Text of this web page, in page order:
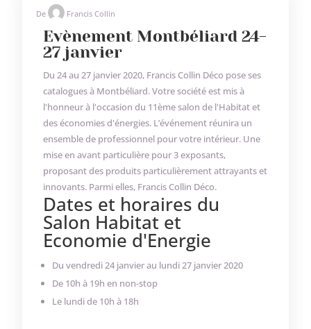
De Francis Collin
Evènement Montbéliard 24-
27 janvier
Du 24 au 27 janvier 2020, Francis Collin Déco pose ses
catalogues à Montbéliard. Votre société est mis à
l'honneur à l'occasion du 11ème salon de l'Habitat et
des économies d'énergies. L’événement réunira un
ensemble de professionnel pour votre intérieur. Une
mise en avant particulière pour 3 exposants,
proposant des produits particulièrement attrayants et
innovants. Parmi elles, Francis Collin Déco.
Dates et horaires du
Salon Habitat et
Economie d'Energie
Du vendredi 24 janvier au lundi 27 janvier 2020
De 10h à 19h en non-stop
Le lundi de 10h à 18h